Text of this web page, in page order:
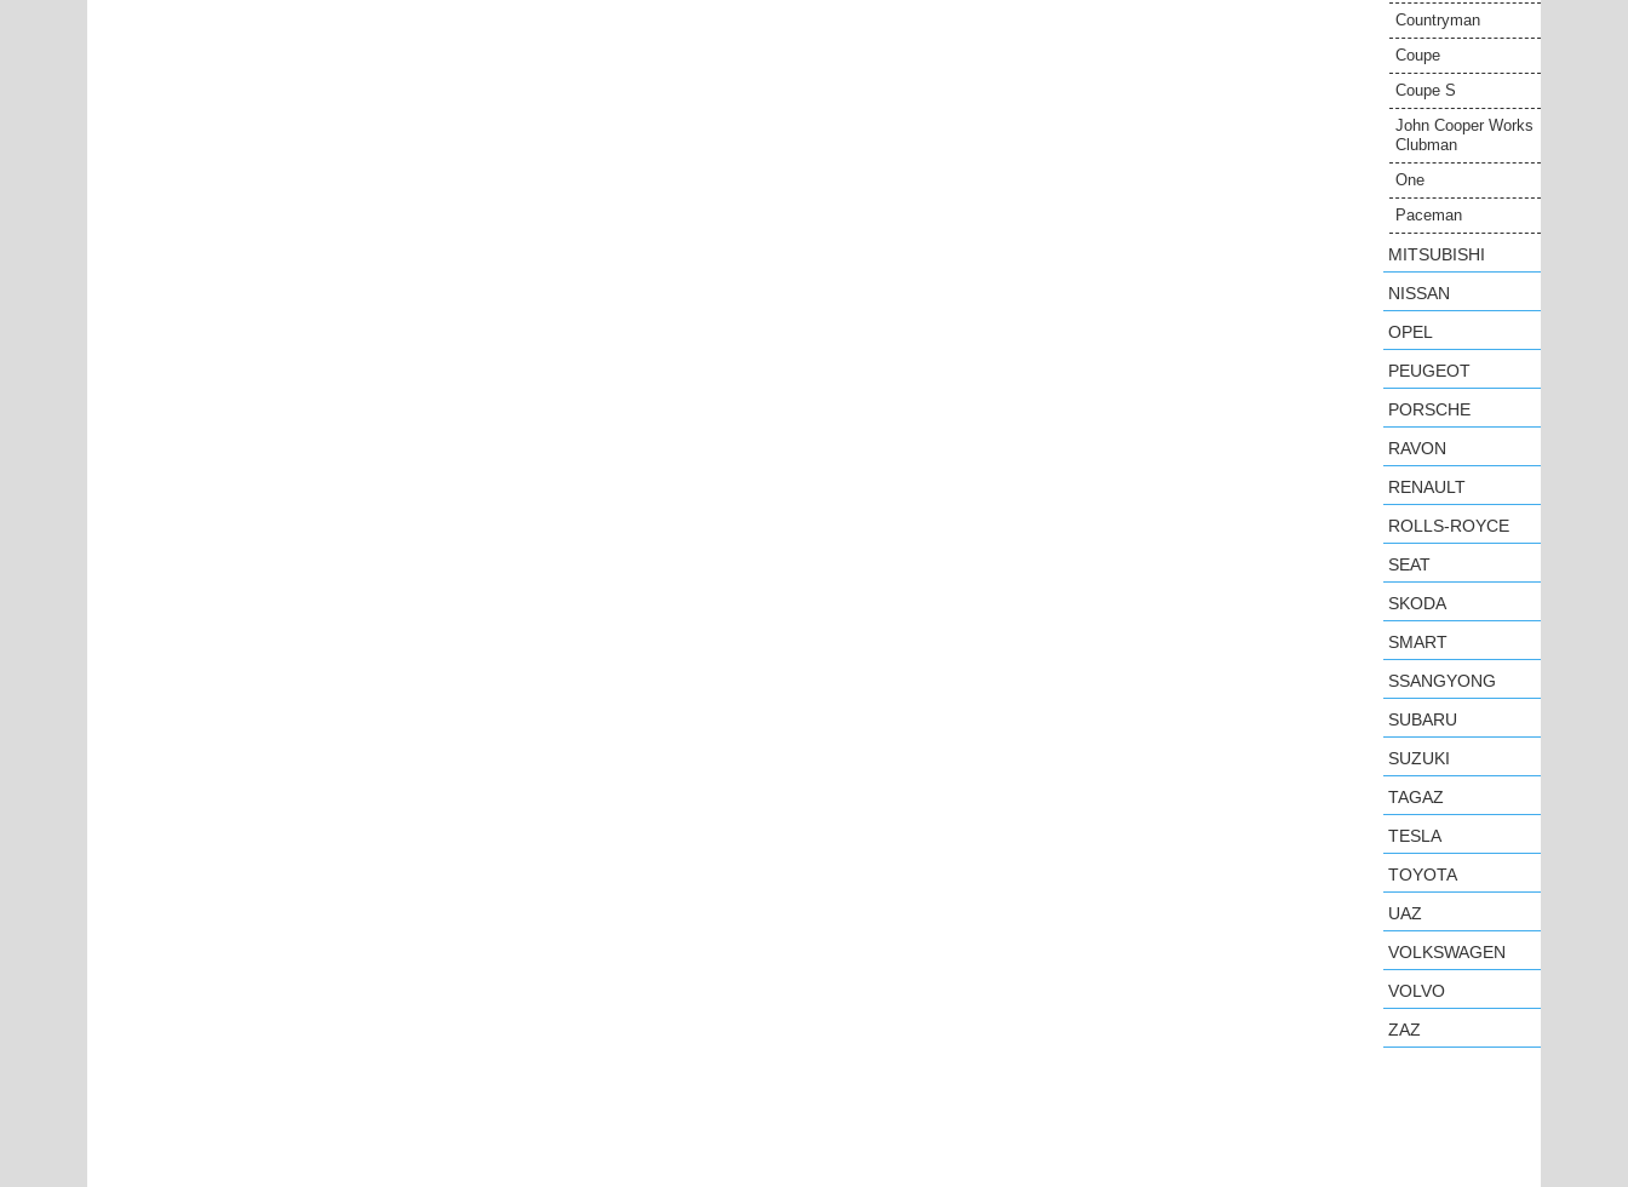
Countryman
Coupe
Coupe S
John Cooper Works
Clubman
One
Paceman
MITSUBISHI
NISSAN
OPEL
PEUGEOT
PORSCHE
RAVON
RENAULT
ROLLS-ROYCE
SEAT
SKODA
SMART
SSANGYONG
SUBARU
SUZUKI
TAGAZ
TESLA
TOYOTA
UAZ
VOLKSWAGEN
VOLVO
ZAZ